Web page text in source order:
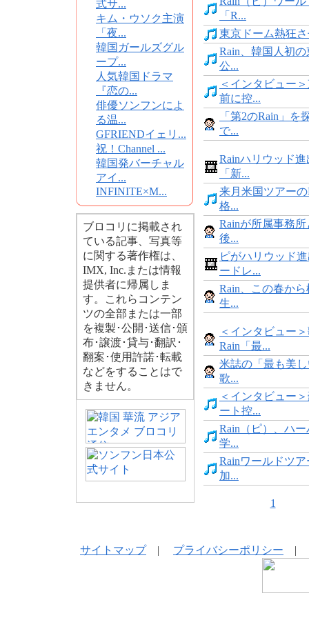
式サ...
キム・ウソク主演
「夜...
韓国ガールズグル
ープ...
人気韓国ドラマ
『恋の...
俳優ソンフンによ
る温...
GFRIENDイェリ...
祝！Channel ...
韓国発バーチャル
アイ...
INFINITE×M...
ブロコリに掲載され
ている記事、写真等
に関する著作権は、
IMX, Inc.または情報
提供者に帰属しま
す。これらコンテン
ツの全部または一部
を複製･公開･送信･頒
布･譲渡･貸与･翻訳･
翻案･使用許諾･転載
などをすることはで
きません。
「R...
東京ドーム熱狂
Rain、韓国人初
公...
＜インタビュー
前に控...
「第2のRain」を
で...
Rainハリウッド
「新...
来月米国ツアー
格...
Rainが所属事務
後...
ピがハリウッド
ードレ...
Rain、この春か
生...
＜インタビュー
Rain「最...
米誌の「最も美
歌...
＜インタビュー
ート控...
Rain（ピ）、ハ
学...
Rainワールドツ
加...
1
サイトマップ| プライバシーポリシー